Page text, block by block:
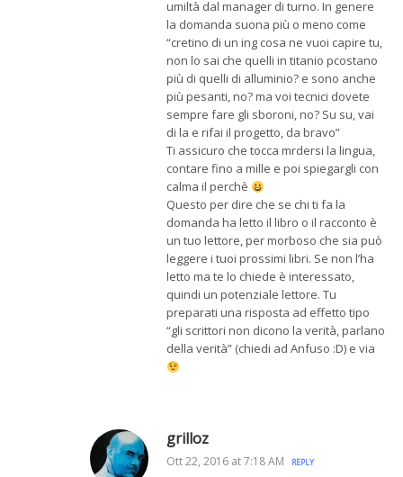
umiltà dal manager di turno. In genere
la domanda suona più o meno come
“cretino di un ing cosa ne vuoi capire tu,
non lo sai che quelli in titanio pcostano
più di quelli di alluminio? e sono anche
più pesanti, no? ma voi tecnici dovete
sempre fare gli sboroni, no? Su su, vai
di la e rifai il progetto, da bravo”
Ti assicuro che tocca mrdersi la lingua,
contare fino a mille e poi spiegargli con
calma il perchè
Questo per dire che se chi ti fa la
domanda ha letto il libro o il racconto è
un tuo lettore, per morboso che sia può
leggere i tuoi prossimi libri. Se non l’ha
letto ma te lo chiede è interessato,
quindi un potenziale lettore. Tu
preparati una risposta ad effetto tipo
“gli scrittori non dicono la verità, parlano
della verità” (chiedi ad Anfuso :D) e via
grilloz
Ott 22, 2016 at 7:18 AM REPLY